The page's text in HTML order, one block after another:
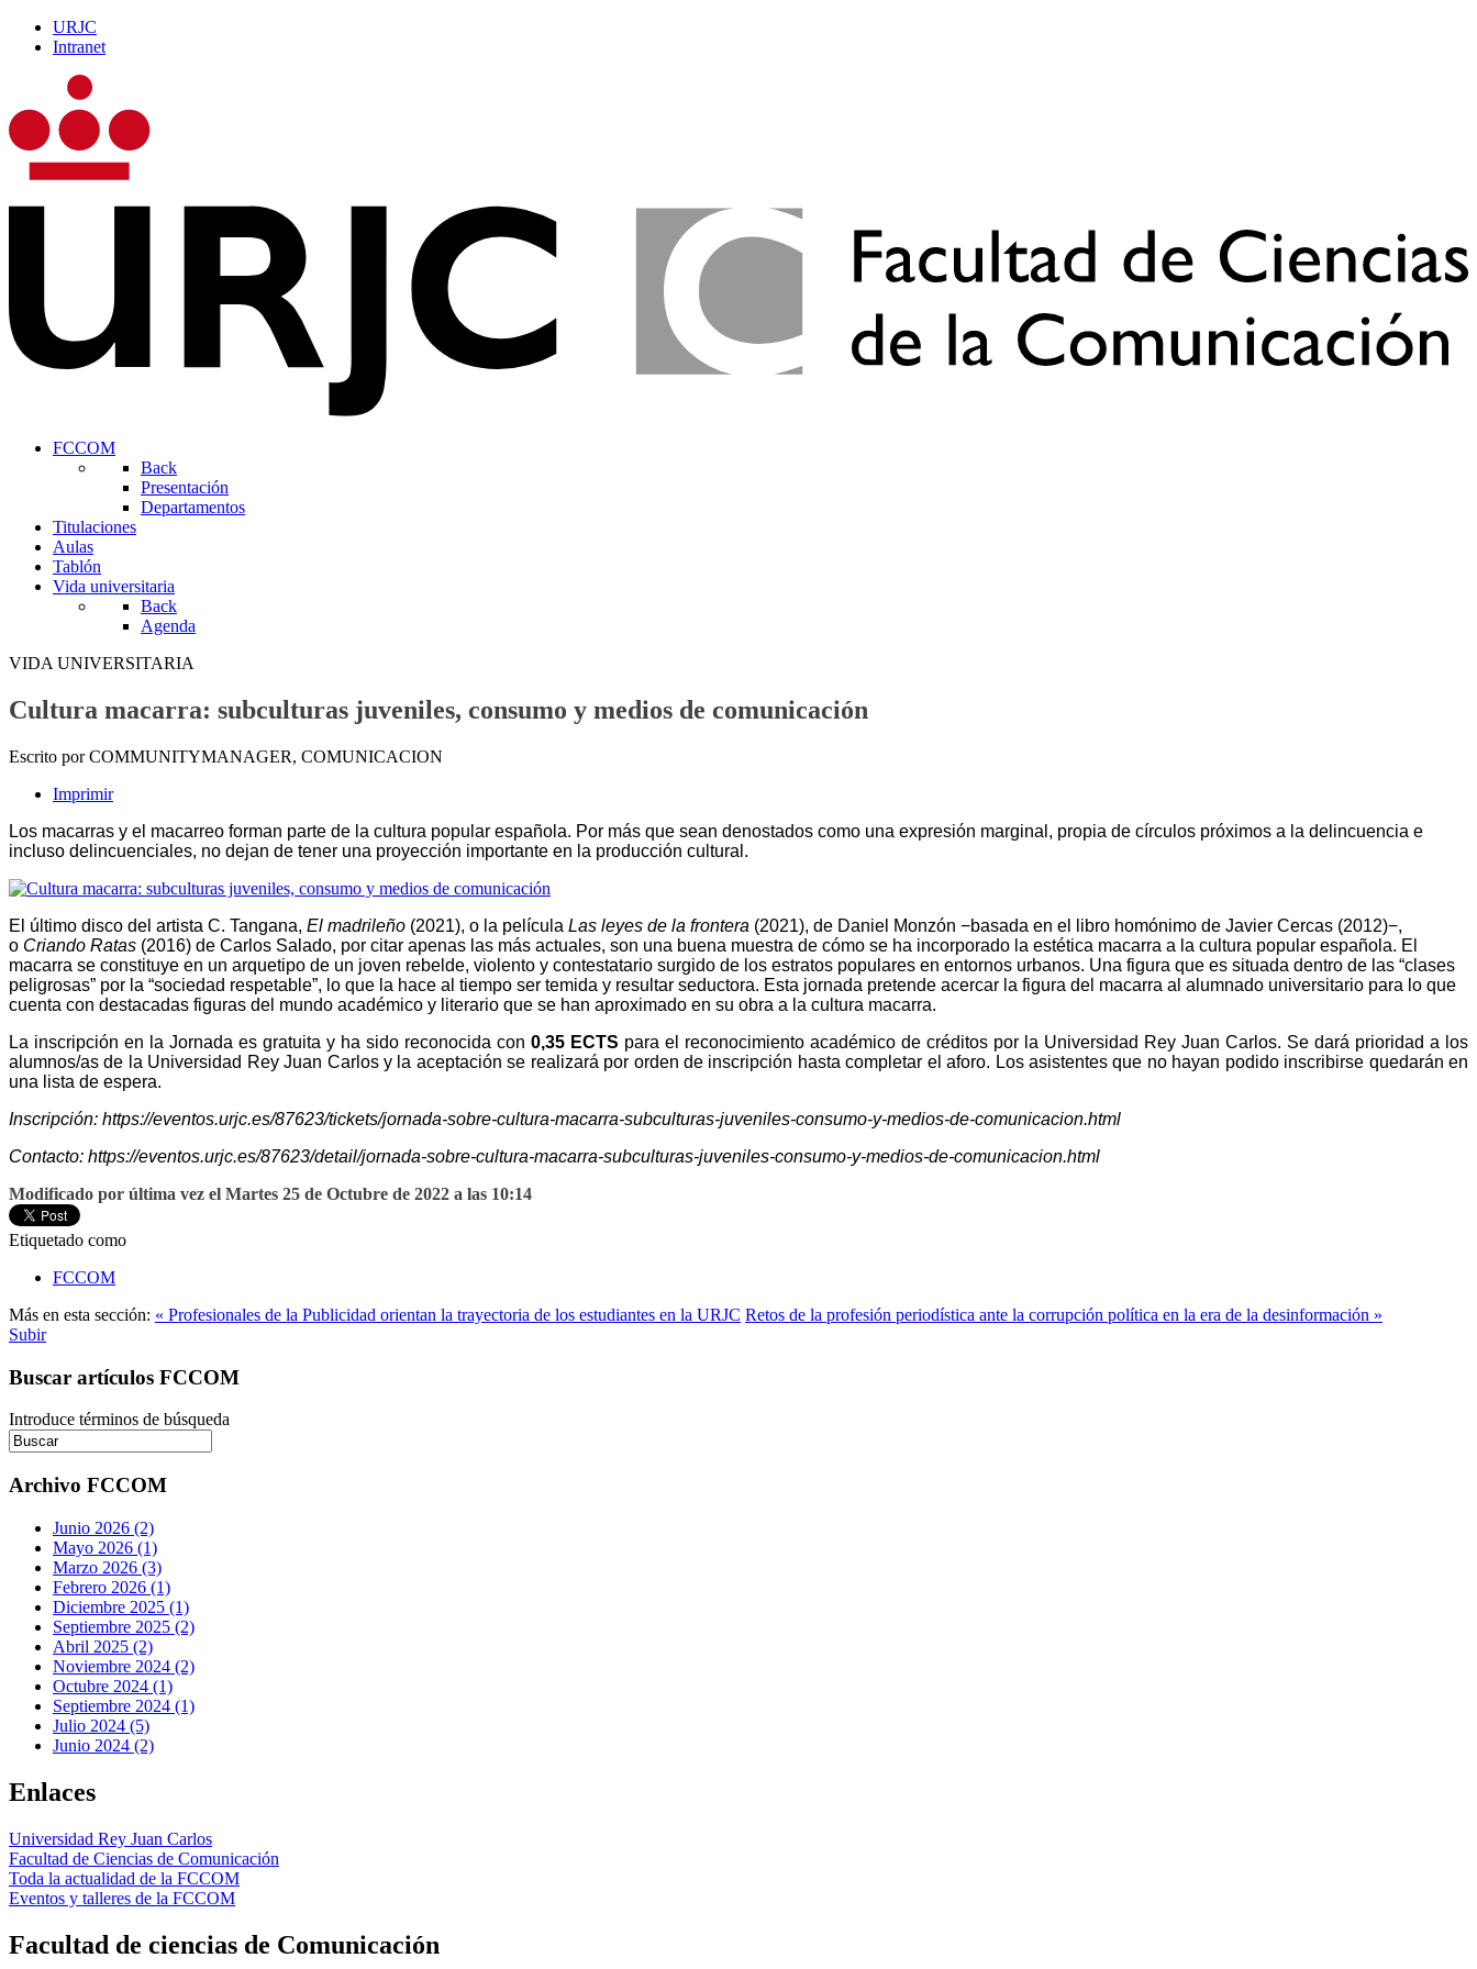
URJC
Intranet
FCCOM
Back
Presentación
Departamentos
Titulaciones
Aulas
Tablón
Vida universitaria
Back
Agenda
VIDA UNIVERSITARIA
Cultura macarra: subculturas juveniles, consumo y medios de comunicación
Escrito por COMMUNITYMANAGER, COMUNICACION
Imprimir
Los macarras y el macarreo forman parte de la cultura popular española. Por más que sean denostados como una expresión marginal, propia de círculos próximos a la delincuencia e
incluso delincuenciales, no dejan de tener una proyección importante en la producción cultural.
El último disco del artista C. Tangana, El madrileño (2021), o la película Las leyes de la frontera (2021), de Daniel Monzón −basada en el libro homónimo de Javier Cercas (2012)−,
o Criando Ratas (2016) de Carlos Salado, por citar apenas las más actuales, son una buena muestra de cómo se ha incorporado la estética macarra a la cultura popular española. El
macarra se constituye en un arquetipo de un joven rebelde, violento y contestatario surgido de los estratos populares en entornos urbanos. Una figura que es situada dentro de las “clases
peligrosas” por la “sociedad respetable”, lo que la hace al tiempo ser temida y resultar seductora. Esta jornada pretende acercar la figura del macarra al alumnado universitario para lo que
cuenta con destacadas figuras del mundo académico y literario que se han aproximado en su obra a la cultura macarra.
La inscripción en la Jornada es gratuita y ha sido reconocida con 0,35 ECTS para el reconocimiento académico de créditos por la Universidad Rey Juan Carlos. Se dará prioridad a los
alumnos/as de la Universidad Rey Juan Carlos y la aceptación se realizará por orden de inscripción hasta completar el aforo. Los asistentes que no hayan podido inscribirse quedarán en
una lista de espera.
Inscripción: https://eventos.urjc.es/87623/tickets/jornada-sobre-cultura-macarra-subculturas-juveniles-consumo-y-medios-de-comunicacion.html
Contacto: https://eventos.urjc.es/87623/detail/jornada-sobre-cultura-macarra-subculturas-juveniles-consumo-y-medios-de-comunicacion.html
Modificado por última vez el Martes 25 de Octubre de 2022 a las 10:14
Etiquetado como
FCCOM
Más en esta sección: « Profesionales de la Publicidad orientan la trayectoria de los estudiantes en la URJC Retos de la profesión periodística ante la corrupción política en la era de la desinformación »
Subir
Buscar artículos FCCOM
Introduce términos de búsqueda
Archivo FCCOM
Junio 2026 (2)
Mayo 2026 (1)
Marzo 2026 (3)
Febrero 2026 (1)
Diciembre 2025 (1)
Septiembre 2025 (2)
Abril 2025 (2)
Noviembre 2024 (2)
Octubre 2024 (1)
Septiembre 2024 (1)
Julio 2024 (5)
Junio 2024 (2)
Enlaces
Universidad Rey Juan Carlos
Facultad de Ciencias de Comunicación
Toda la actualidad de la FCCOM
Eventos y talleres de la FCCOM
Facultad de ciencias de Comunicación